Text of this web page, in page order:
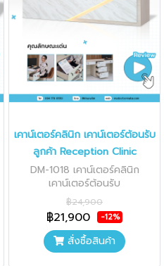
เคาน์เตอร์คลินิก เคาน์เตอร์ต้อนรับ
ลูกค้า Reception Clinic
DM-1018 เคาน์เตอร์คลินิก
เคาน์เตอร์ต้อนรับ
฿24,900
฿21,900 -12%
สั่งซื้อสินค้า